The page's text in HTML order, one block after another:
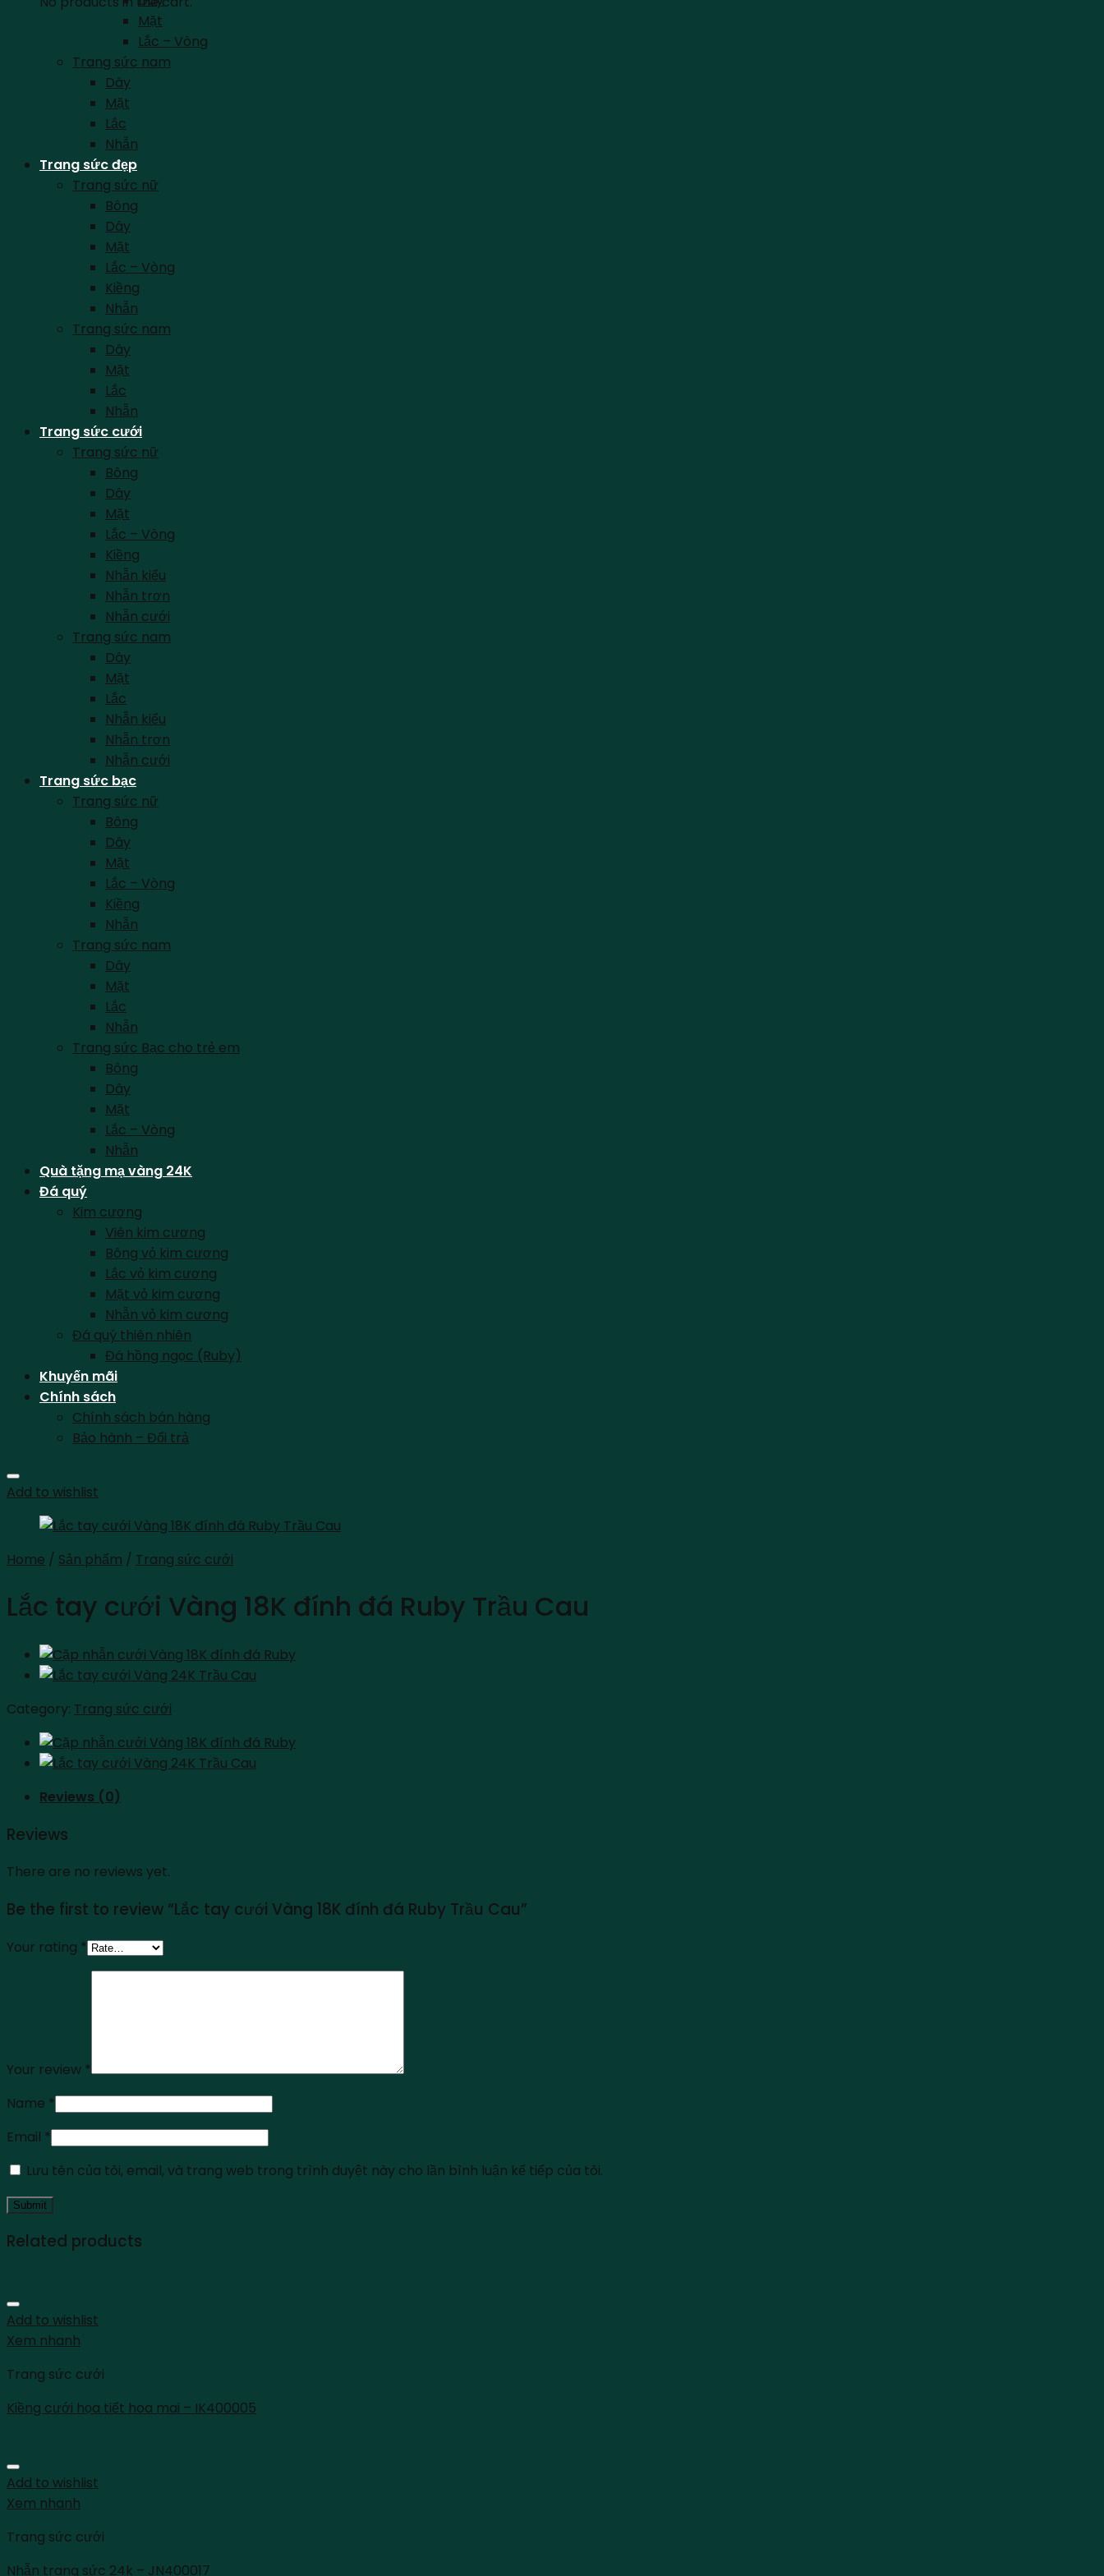
Mặt
Lắc – Vòng
Trang sức nam
Dây
Mặt
Lắc
Nhẫn
Trang sức đẹp
Trang sức nữ
Bông
Dây
Mặt
Lắc – Vòng
Kiềng
Nhẫn
Trang sức nam
Dây
Mặt
Lắc
Nhẫn
Trang sức cưới
Trang sức nữ
Bông
Dây
Mặt
Lắc – Vòng
Kiềng
Nhẫn kiểu
Nhẫn trơn
Nhẫn cưới
Trang sức nam
Dây
Mặt
Lắc
Nhẫn kiểu
Nhẫn trơn
Nhẫn cưới
Trang sức bạc
Trang sức nữ
Bông
Dây
Mặt
Lắc – Vòng
Kiềng
Nhẫn
Trang sức nam
Dây
Mặt
Lắc
Nhẫn
Trang sức Bạc cho trẻ em
Bông
Dây
Mặt
Lắc – Vòng
Nhẫn
Quà tặng mạ vàng 24K
Đá quý
Kim cương
Viên kim cương
Bông vỏ kim cương
Lắc vỏ kim cương
Mặt vỏ kim cương
Nhẫn vỏ kim cương
Đá quý thiên nhiên
Đá hồng ngọc (Ruby)
Khuyến mãi
Chính sách
Chính sách bán hàng
Bảo hành – Đổi trả
Add to wishlist
Home / Sản phẩm / Trang sức cưới
Lắc tay cưới Vàng 18K đính đá Ruby Trầu Cau
Category: Trang sức cưới
Reviews (0)
Reviews
There are no reviews yet.
Be the first to review “Lắc tay cưới Vàng 18K đính đá Ruby Trầu Cau”
Your rating *
Your review *
Name *
Email *
Lưu tên của tôi, email, và trang web trong trình duyệt này cho lần bình luận kế tiếp của tôi.
Related products
Add to wishlist
Xem nhanh
Trang sức cưới
Kiềng cưới họa tiết hoa mai – IK400005
Add to wishlist
Xem nhanh
Trang sức cưới
Nhẫn trang sức 24k – JN400017